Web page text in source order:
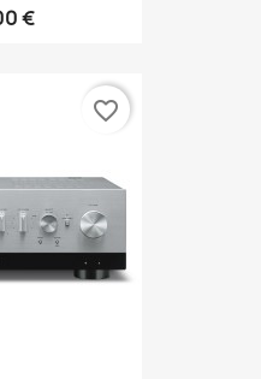
€
favorite_border